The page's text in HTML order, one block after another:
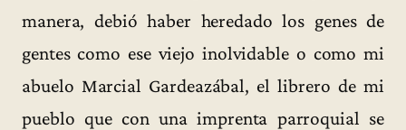
manera, debió haber heredado los genes de
gentes como ese viejo inolvidable o como mi
abuelo Marcial Gardeazábal, el librero de mi
pueblo que con una imprenta parroquial se